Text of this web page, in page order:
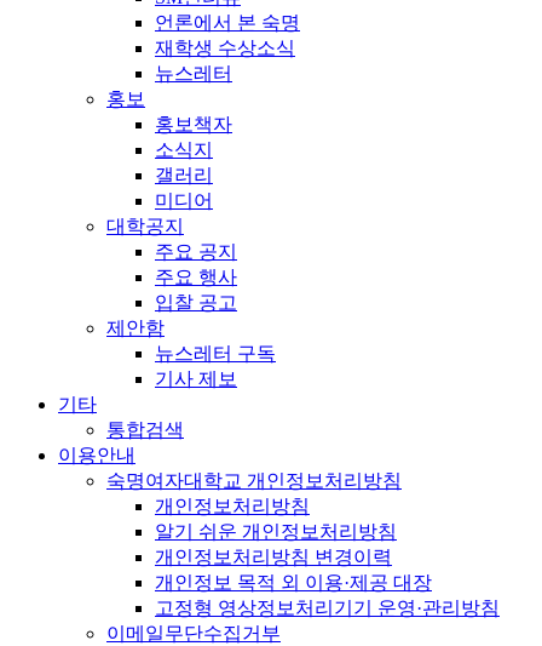
언론에서 본 숙명
재학생 수상소식
뉴스레터
홍보
홍보책자
소식지
갤러리
미디어
대학공지
주요 공지
주요 행사
입찰 공고
제안함
뉴스레터 구독
기사 제보
기타
통합검색
이용안내
숙명여자대학교 개인정보처리방침
개인정보처리방침
알기 쉬운 개인정보처리방침
개인정보처리방침 변경이력
개인정보 목적 외 이용·제공 대장
고정형 영상정보처리기기 운영·관리방침
이메일무단수집거부